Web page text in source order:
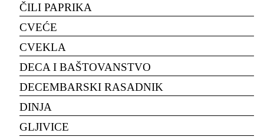
ČILI PAPRIKA
CVEĆE
CVEKLA
DECA I BAŠTOVANSTVO
DECEMBARSKI RASADNIK
DINJA
GLJIVICE